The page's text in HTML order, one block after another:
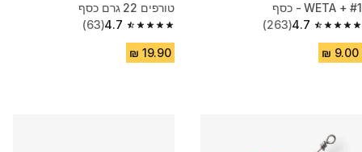
WETA + #1 - כסף
4.7
4.7 out of 5 stars from 263 reviews
(263)
טורפים 22 גרם כסף
4.7
4.7 out of 5 stars from 63 reviews
(63)